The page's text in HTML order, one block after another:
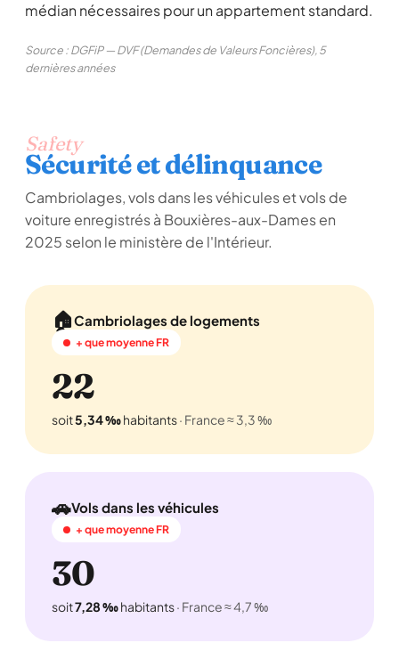
médian nécessaires pour un appartement standard.
Source : DGFiP — DVF (Demandes de Valeurs Foncières), 5
dernières années
Safety
Sécurité et délinquance
Cambriolages, vols dans les véhicules et vols de
voiture enregistrés à Bouxières-aux-Dames en
2025 selon le ministère de l'Intérieur.
🏠Cambriolages de logements
+ que moyenne FR
22
soit5,34 ‰habitants· France ≈ 3,3 ‰
🚗Vols dans les véhicules
+ que moyenne FR
30
soit7,28 ‰habitants· France ≈ 4,7 ‰